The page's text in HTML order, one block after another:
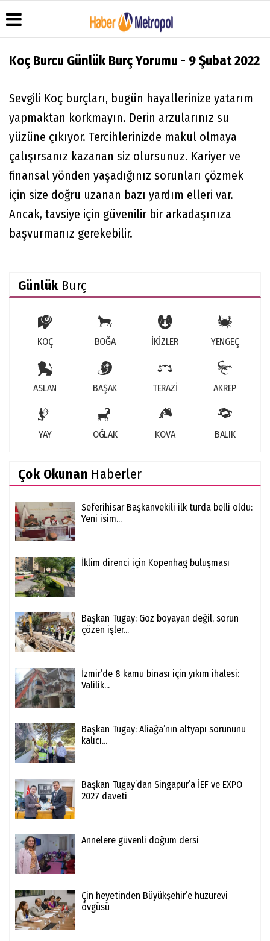
Üye Paneli
Haber
Arşivi
Gazete
Arşivi
Hava
Anketler
Köşe
Yazarları
Video
Galeri
Foto
Galeri
Künye
İletişim
Politikası
Gizlilik
İlkeleri
Koç Burcu Günlük Burç Yorumu - 9 Şubat 2022
Sevgili Koç burçları, bugün hayallerinize yatarım
yapmaktan korkmayın. Derin arzularınız su
yüzüne çıkıyor. Tercihlerinizde makul olmaya
çalışırsanız kazanan siz olursunuz. Kariyer ve
finansal yönden yaşadığınız sorunları çözmek
için size doğru uzanan bazı yardım elleri var.
Ancak, tavsiye için güvenilir bir arkadaşınıza
başvurmanız gerekebilir.
GünlükBurç
KOÇ BOĞA İKİZLER YENGEÇ
ASLAN BAŞAK TERAZİ AKREP
YAY OĞLAK KOVA BALIK
Çok Okunan Haberler
Seferihisar Başkanvekili ilk turda belli oldu:
Yeni isim...
İklim direnci için Kopenhag buluşması
Başkan Tugay: Göz boyayan değil, sorun
çözen işler...
İzmir’de 8 kamu binası için yıkım ihalesi:
Valilik...
Başkan Tugay: Aliağa’nın altyapı sorununu
kalıcı...
Başkan Tugay’dan Singapur’a İEF ve EXPO
2027 daveti
Annelere güvenli doğum dersi
Çin heyetinden Büyükşehir’e huzurevi
övgüsü